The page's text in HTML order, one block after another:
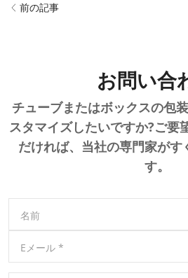
前の記事
お問い合
チューブまたはボックスの包
スタマイズしたいですか?ご要
だければ、当社の専門家がす
す。
名前
Eメール *